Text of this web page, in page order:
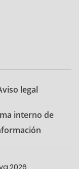
legal
interno de